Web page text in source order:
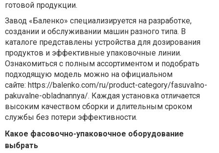
готовой продукции.
Завод «Баленко» специализируется на разработке,
создании и обслуживании машин разного типа. В
каталоге представлены устройства для дозирования
продуктов и эффективные упаковочные линии.
Ознакомиться с полным ассортиментом и подобрать
подходящую модель можно на официальном
сайте: https://balenko.com/ru/product-category/fasuvalno-
pakuvalne-obladnannya/. Каждая установка отличается
высоким качеством сборки и длительным сроком
службы без потери эффективности.
Какое фасовочно-упаковочное оборудование
выбрать